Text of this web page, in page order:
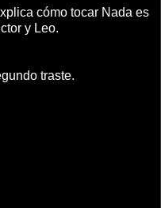
cómo tocar Nada es
y Leo.
traste.